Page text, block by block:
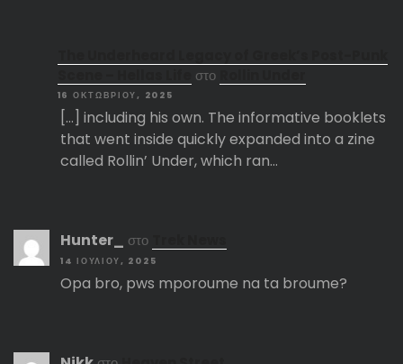
στο
16 ΟΚΤΩΒΡΊΟΥ, 2025
[…] including his own. The informative booklets
that went inside quickly expanded into a zine
called Rollin’ Under, which ran…
Hunter_ στο
14 ΙΟΥΛΊΟΥ, 2025
Opa bro, pws mporoume na ta broume?